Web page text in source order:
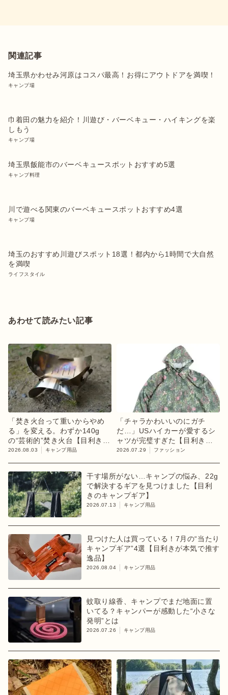
関連記事
埼玉県かわせみ河原はコスパ最高！お得にアウトドアを満喫！
キャンプ場
巾着田の魅力を紹介！川遊び・バーベキュー・ハイキングを楽
しもう
キャンプ場
埼玉県飯能市のバーベキュースポットおすすめ5選
キャンプ料理
川で遊べる関東のバーベキュースポットおすすめ4選
キャンプ場
埼玉のおすすめ川遊びスポット18選！都内から1時間で大自然
を満喫
ライフスタイル
あわせて読みたい記事
「焚き火台って重いからやめ
る」を変える。わずか140g
の“芸術的”焚き火台【目利きの
キャンプギア】
2026.08.03 キャンプ用品
「チャラかわいいのにガチ
だ…」USハイカーが愛するシ
ャツが完璧すぎた【目利きの
キャンプギア】
2026.07.29 ファッション
干す場所がない…キャンプの悩み、22g
で解決するギアを見つけました【目利
きのキャンプギア】
2026.07.13 キャンプ用品
見つけた人は買っている！7月の“当たり
キャンプギア”4選【目利きが本気で推す
逸品】
2026.08.04 キャンプ用品
蚊取り線香、キャンプでまだ地面に置
いてる？キャンパーが感動した“小さな
発明”とは
2026.07.26 キャンプ用品